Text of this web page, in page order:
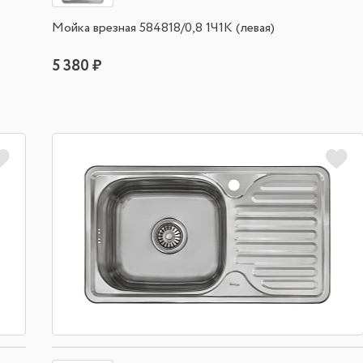
Мойка врезная 584818/0,8 1Ч1К (левая)
5 380 ₽